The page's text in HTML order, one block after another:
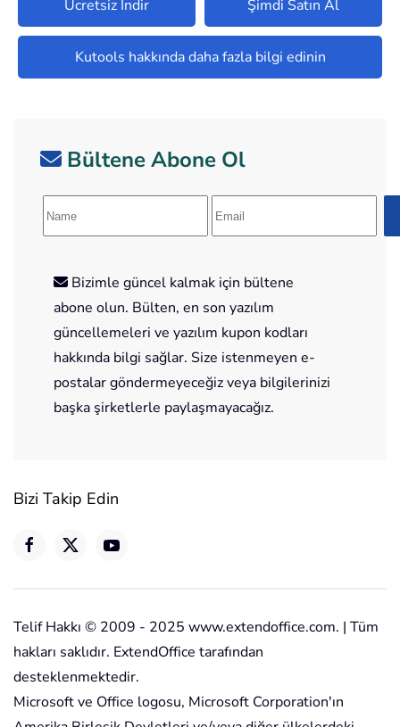
Ücretsiz İndir Şimdi Satın Al
Kutools hakkında daha fazla bilgi edinin
Bültene Abone Ol
Bizimle güncel kalmak için bültene
abone olun. Bülten, en son yazılım
güncellemeleri ve yazılım kupon kodları
hakkında bilgi sağlar. Size istenmeyen e-
postalar göndermeyeceğiz veya bilgilerinizi
başka şirketlerle paylaşmayacağız.
Bizi Takip Edin
Telif Hakkı © 2009 - 2025 www.extendoffice.com. | Tüm
hakları saklıdır. ExtendOffice tarafından
desteklenmektedir.
Microsoft ve Office logosu, Microsoft Corporation'ın